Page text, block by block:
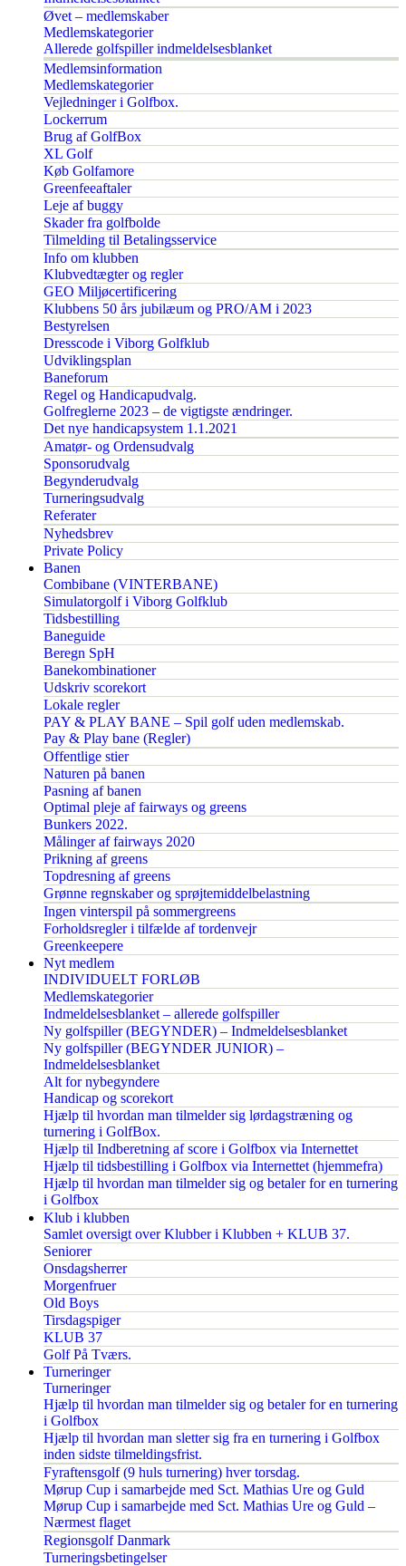
Øvet – medlemskaber
Medlemskategorier
Allerede golfspiller indmeldelsesblanket
Medlemsinformation
Medlemskategorier
Vejledninger i Golfbox.
Lockerrum
Brug af GolfBox
XL Golf
Køb Golfamore
Greenfeeaftaler
Leje af buggy
Skader fra golfbolde
Tilmelding til Betalingsservice
Info om klubben
Klubvedtægter og regler
GEO Miljøcertificering
Klubbens 50 års jubilæum og PRO/AM i 2023
Bestyrelsen
Dresscode i Viborg Golfklub
Udviklingsplan
Baneforum
Regel og Handicapudvalg.
Golfreglerne 2023 – de vigtigste ændringer.
Det nye handicapsystem 1.1.2021
Amatør- og Ordensudvalg
Sponsorudvalg
Begynderudvalg
Turneringsudvalg
Referater
Nyhedsbrev
Private Policy
Banen
Combibane (VINTERBANE)
Simulatorgolf i Viborg Golfklub
Tidsbestilling
Baneguide
Beregn SpH
Banekombinationer
Udskriv scorekort
Lokale regler
PAY & PLAY BANE – Spil golf uden medlemskab.
Pay & Play bane (Regler)
Offentlige stier
Naturen på banen
Pasning af banen
Optimal pleje af fairways og greens
Bunkers 2022.
Målinger af fairways 2020
Prikning af greens
Topdresning af greens
Grønne regnskaber og sprøjtemiddelbelastning
Ingen vinterspil på sommergreens
Forholdsregler i tilfælde af tordenvejr
Greenkeepere
Nyt medlem
INDIVIDUELT FORLØB
Medlemskategorier
Indmeldelsesblanket – allerede golfspiller
Ny golfspiller (BEGYNDER) – Indmeldelsesblanket
Ny golfspiller (BEGYNDER JUNIOR) –
Indmeldelsesblanket
Alt for nybegyndere
Handicap og scorekort
Hjælp til hvordan man tilmelder sig lørdagstræning og
turnering i GolfBox.
Hjælp til Indberetning af score i Golfbox via Internettet
Hjælp til tidsbestilling i Golfbox via Internettet (hjemmefra)
Hjælp til hvordan man tilmelder sig og betaler for en turnering
i Golfbox
Klub i klubben
Samlet oversigt over Klubber i Klubben + KLUB 37.
Seniorer
Onsdagsherrer
Morgenfruer
Old Boys
Tirsdagspiger
KLUB 37
Golf På Tværs.
Turneringer
Turneringer
Hjælp til hvordan man tilmelder sig og betaler for en turnering
i Golfbox
Hjælp til hvordan man sletter sig fra en turnering i Golfbox
inden sidste tilmeldingsfrist.
Fyraftensgolf (9 huls turnering) hver torsdag.
Mørup Cup i samarbejde med Sct. Mathias Ure og Guld
Mørup Cup i samarbejde med Sct. Mathias Ure og Guld –
Nærmest flaget
Regionsgolf Danmark
Turneringsbetingelser